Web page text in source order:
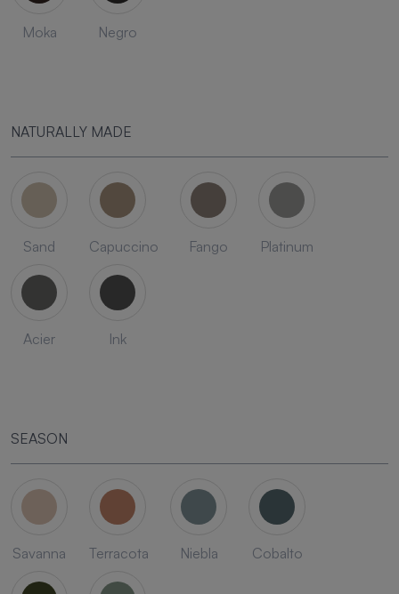
Moka Negro
NATURALLY MADE
Sand Capuccino Fango Platinum
Acier Ink
SEASON
Savanna Terracota Niebla Cobalto